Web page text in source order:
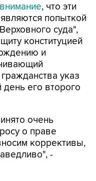
, что эти
попыткой
суда",
конституцией
и
указ
его второго
очень
о праве
коррективы,
-